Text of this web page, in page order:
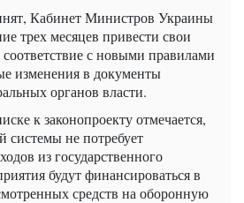
Кабинет Министров Украины
трех месяцев привести свои
с новыми правилами
изменения в документы
органов власти.
к законопроекту отмечается,
системы не потребует
из государственного
будут финансироваться в
средств на оборонную